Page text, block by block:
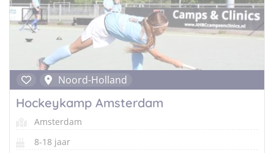
Noord-Holland
Hockeykamp Amsterdam
Amsterdam
8-18 jaar